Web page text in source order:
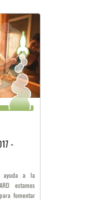
-
ayuda a la
estamos
fomentar